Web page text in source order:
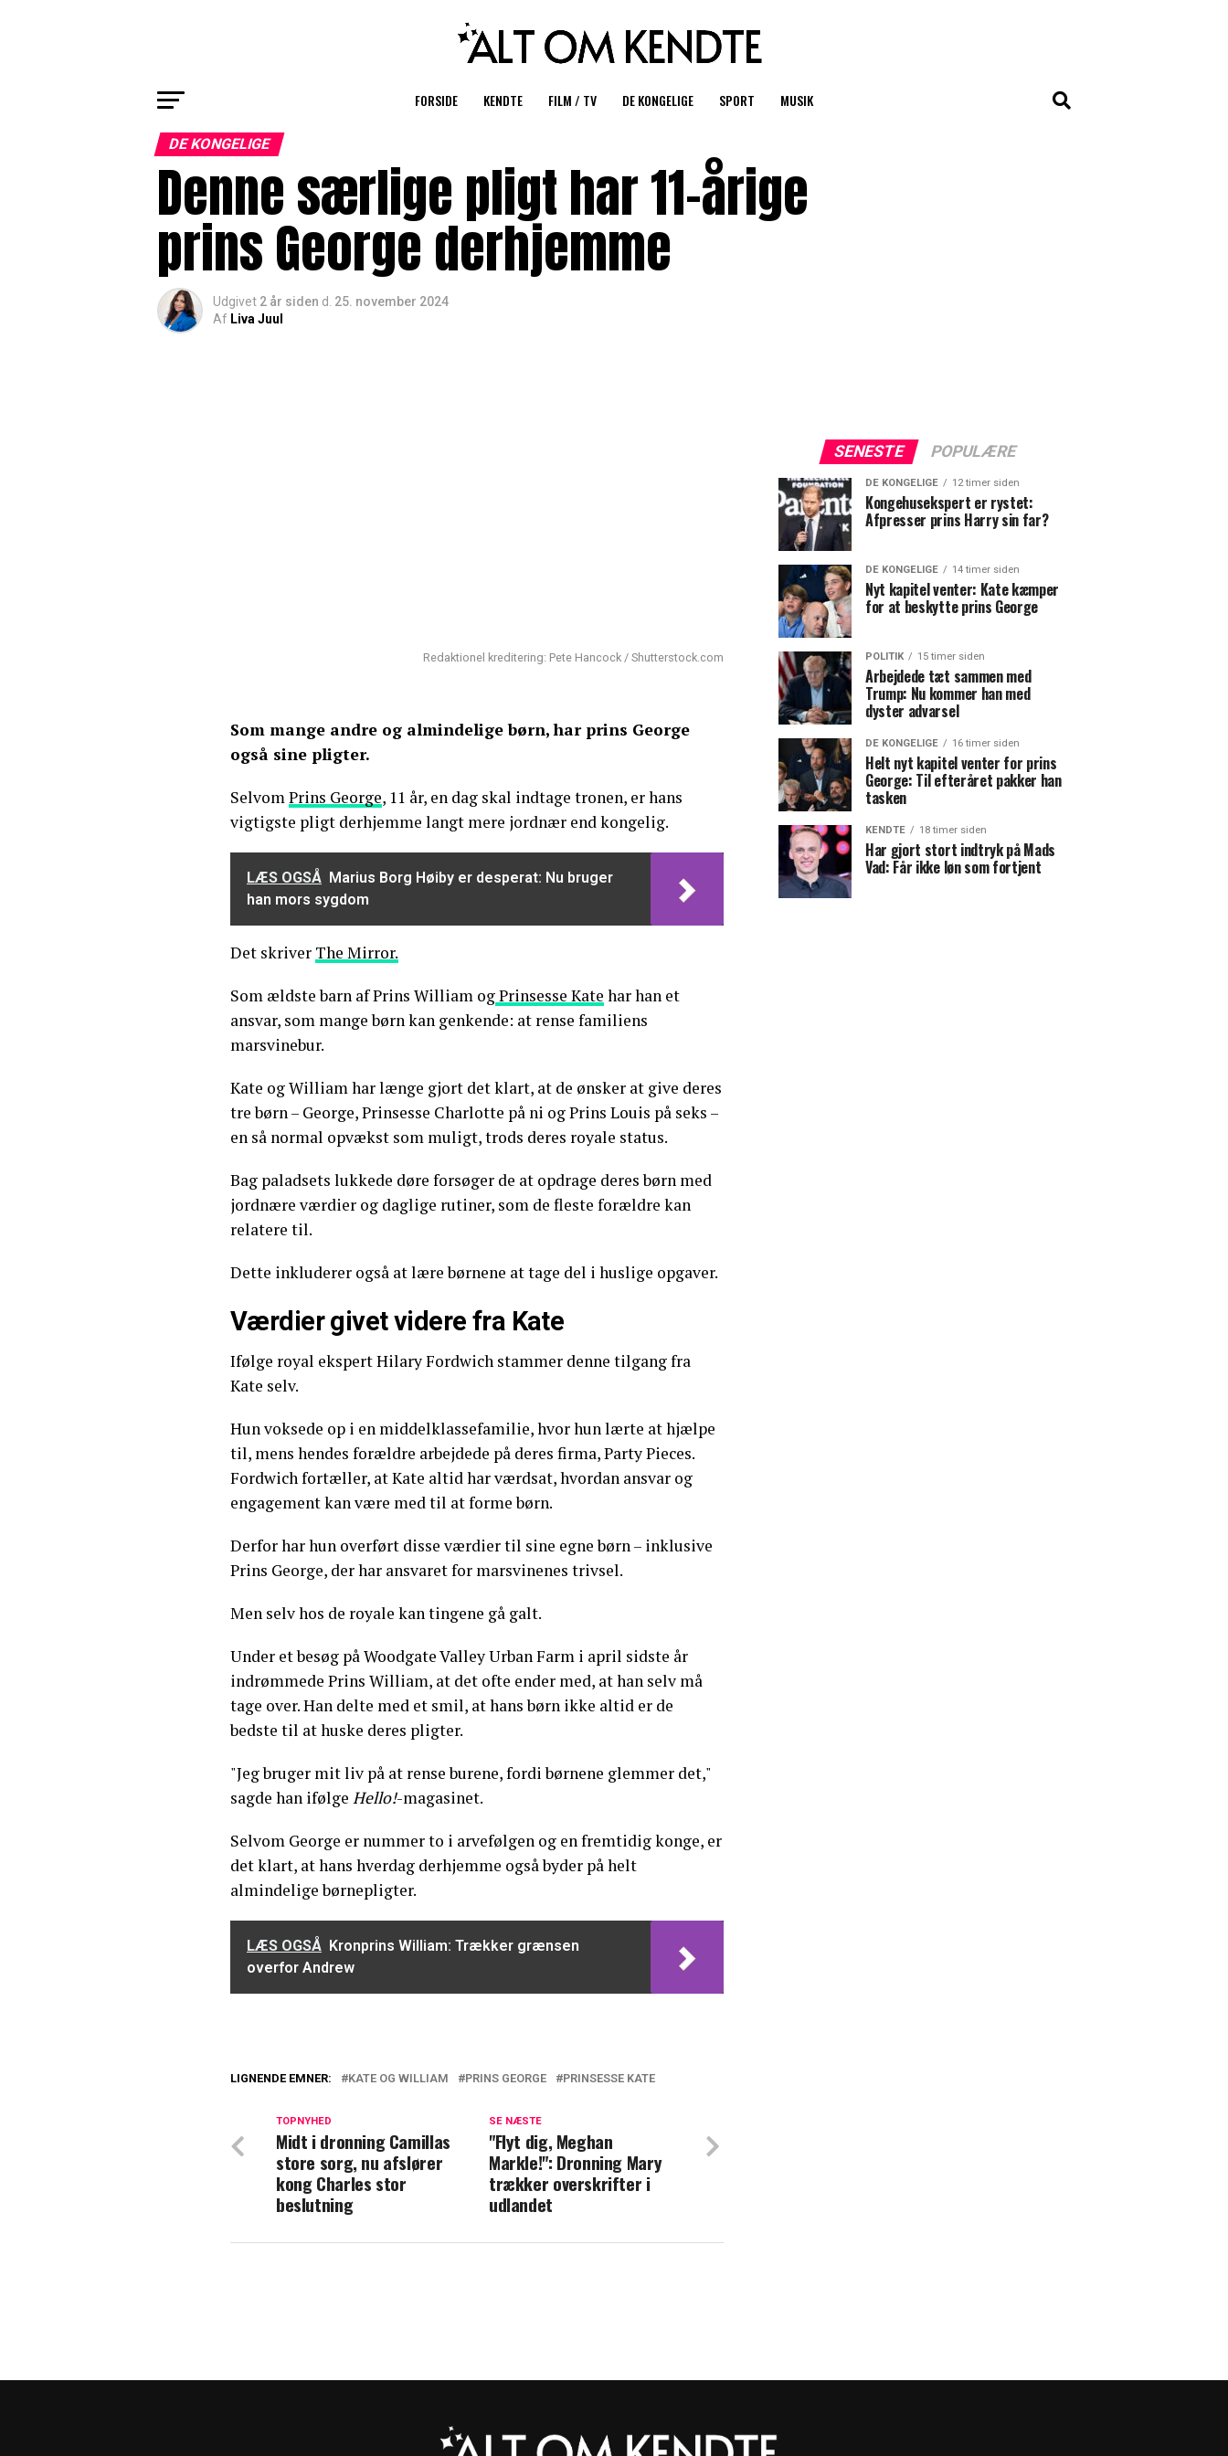
FORSIDE KENDTE FILM / TV DE KONGELIGE SPORT MUSIK
DE KONGELIGE
Denne særlige pligt har 11-årige
prins George derhjemme
Udgivet 2 år siden d. 25. november 2024
Af Liva Juul
Redaktionel kreditering: Pete Hancock / Shutterstock.com
Som mange andre og almindelige børn, har prins George
også sine pligter.
SelvomPrins George, 11 år, en dag skal indtage tronen, er hans
vigtigste pligt derhjemme langt mere jordnær end kongelig.
LÆS OGSÅ Marius Borg Høiby er desperat: Nu bruger
han mors sygdom
Det skriver The Mirror.
Som ældste barn af Prins William ogPrinsesse Kate har han et
ansvar, som mange børn kan genkende: at rense familiens
marsvinebur.
Kate og William har længe gjort det klart, at de ønsker at give deres
tre børn – George, Prinsesse Charlotte på ni og Prins Louis på seks –
en så normal opvækst som muligt, trods deres royale status.
Bag paladsets lukkede døre forsøger de at opdrage deres børn med
jordnære værdier og daglige rutiner, som de fleste forældre kan
relatere til.
Dette inkluderer også at lære børnene at tage del i huslige opgaver.
Værdier givet videre fra Kate
Ifølge royal ekspert Hilary Fordwich stammer denne tilgang fra
Kate selv.
Hun voksede op i en middelklassefamilie, hvor hun lærte at hjælpe
til, mens hendes forældre arbejdede på deres firma, Party Pieces.
Fordwich fortæller, at Kate altid har værdsat, hvordan ansvar og
engagement kan være med til at forme børn.
Derfor har hun overført disse værdier til sine egne børn – inklusive
Prins George, der har ansvaret for marsvinenes trivsel.
Men selv hos de royale kan tingene gå galt.
Under et besøg på Woodgate Valley Urban Farm i april sidste år
indrømmede Prins William, at det ofte ender med, at han selv må
tage over. Han delte med et smil, at hans børn ikke altid er de
bedste til at huske deres pligter.
"Jeg bruger mit liv på at rense burene, fordi børnene glemmer det,"
sagde han ifølge Hello!-magasinet.
Selvom George er nummer to i arvefølgen og en fremtidig konge, er
det klart, at hans hverdag derhjemme også byder på helt
almindelige børnepligter.
LÆS OGSÅ Kronprins William: Trækker grænsen
overfor Andrew
forklaringer
Kensington Palace med ny besked: Deler helt nyt om
prinsesse Kate
LIGNENDE EMNER: KATE OG WILLIAM PRINS GEORGE PRINSESSE KATE
SE NÆSTE
"Flyt dig, Meghan
Markle!": Dronning Mary
trækker overskrifter i
udlandet
TOPNYHED
Midt i dronning Camillas
store sorg, nu afslører
kong Charles stor
beslutning
SENESTE POPULÆRE
DE KONGELIGE 12 timer siden
Kongehusekspert er rystet:
Afpresser prins Harry sin far?
DE KONGELIGE 14 timer siden
Nyt kapitel venter: Kate kæmper
for at beskytte prins George
POLITIK 15 timer siden
Arbejdede tæt sammen med
Trump: Nu kommer han med
dyster advarsel
DE KONGELIGE 16 timer siden
Helt nyt kapitel venter for prins
George: Til efteråret pakker han
tasken
KENDTE 18 timer siden
Har gjort stort indtryk på Mads
Vad: Får ikke løn som fortjent